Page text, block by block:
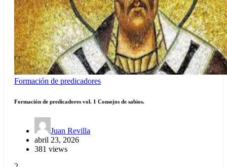
Formación de predicadores
Formación de predicadores vol. 1 Consejos de sabios.
Juan Revilla
abril 23, 2026
381 views